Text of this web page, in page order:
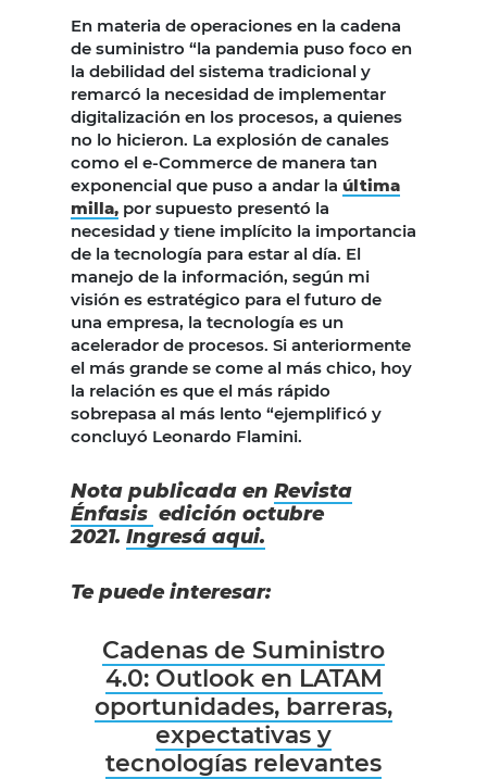
En materia de operaciones en la cadena
de suministro “la pandemia puso foco en
la debilidad del sistema tradicional y
remarcó la necesidad de implementar
digitalización en los procesos, a quienes
no lo hicieron. La explosión de canales
como el e-Commerce de manera tan
exponencial que puso a andar la última
milla, por supuesto presentó la
necesidad y tiene implícito la importancia
de la tecnología para estar al día. El
manejo de la información, según mi
visión es estratégico para el futuro de
una empresa, la tecnología es un
acelerador de procesos. Si anteriormente
el más grande se come al más chico, hoy
la relación es que el más rápido
sobrepasa al más lento “ejemplificó y
concluyó Leonardo Flamini.
Nota publicada en Revista
Énfasis edición octubre
2021. Ingresá aqui.
Te puede interesar:
Cadenas de Suministro
4.0: Outlook en LATAM
oportunidades, barreras,
expectativas y
tecnologías relevantes